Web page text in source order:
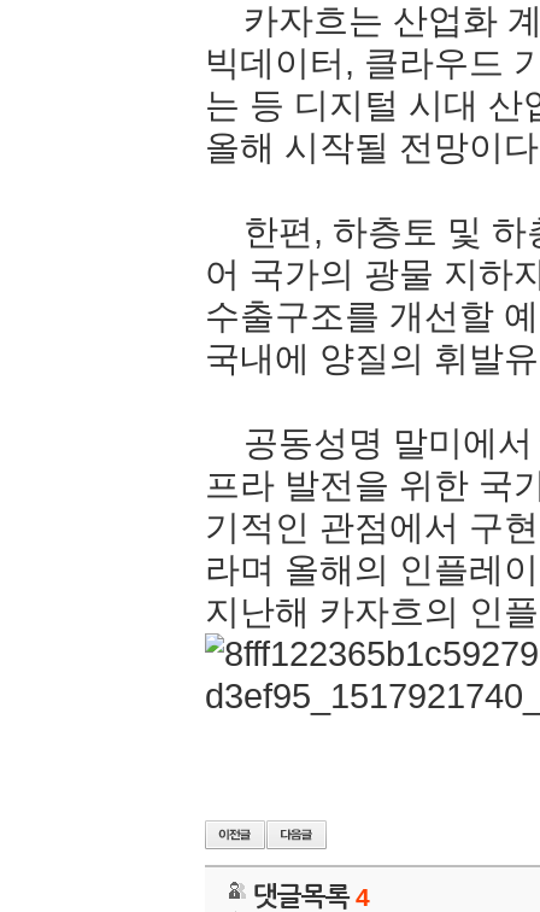
카자흐는 산업화
빅데이터 , 클라우드
는 등 디지털 시대 산
올해 시작될 전망이다
한편, 하층토 및 하
어 국가의 광물 지하
수출구조를 개선할
국내에 양질의 휘발유
공동성명 말미에서
프라 발전을 위한 국
기적인 관점에서 구
라며 올해의 인플레
지난해 카자흐의 인
댓글목록4